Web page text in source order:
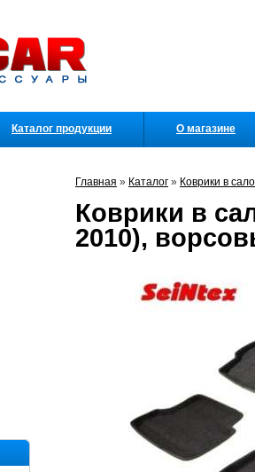
Главная » Каталог » Коврики в
Коврики в
2010),
Каталог продукции О магазине